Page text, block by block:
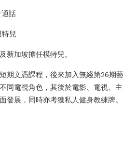
話
兒
新加坡擔任模特兒。
期文憑課程，後來加入無綫第26期藝
同電視角色，其後於電影、電視、主
發展，同時亦考獲私人健身教練牌。